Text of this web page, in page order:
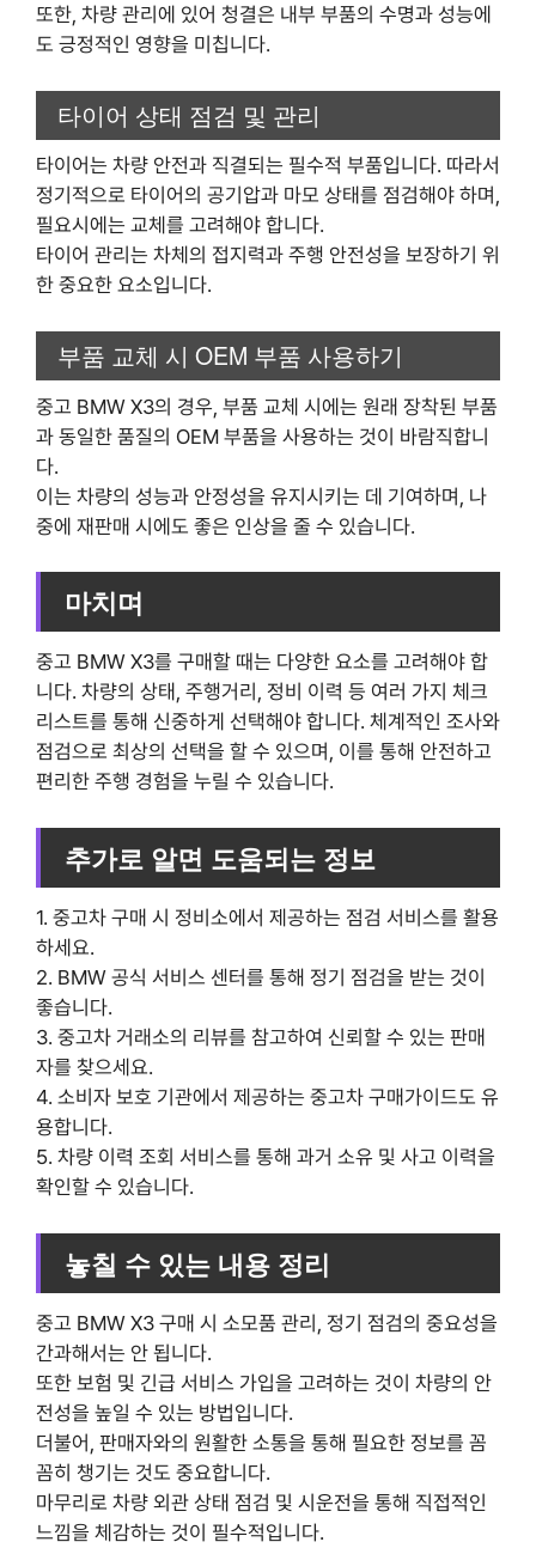
또한, 차량 관리에 있어 청결은 내부 부품의 수명과 성능에
도 긍정적인 영향을 미칩니다.
타이어 상태 점검 및 관리
타이어는 차량 안전과 직결되는 필수적 부품입니다. 따라서
정기적으로 타이어의 공기압과 마모 상태를 점검해야 하며,
필요시에는 교체를 고려해야 합니다.
타이어 관리는 차체의 접지력과 주행 안전성을 보장하기 위
한 중요한 요소입니다.
부품 교체 시 OEM 부품 사용하기
중고 BMW X3의 경우, 부품 교체 시에는 원래 장착된 부품
과 동일한 품질의 OEM 부품을 사용하는 것이 바람직합니
다.
이는 차량의 성능과 안정성을 유지시키는 데 기여하며, 나
중에 재판매 시에도 좋은 인상을 줄 수 있습니다.
마치며
중고 BMW X3를 구매할 때는 다양한 요소를 고려해야 합
니다. 차량의 상태, 주행거리, 정비 이력 등 여러 가지 체크
리스트를 통해 신중하게 선택해야 합니다. 체계적인 조사와
점검으로 최상의 선택을 할 수 있으며, 이를 통해 안전하고
편리한 주행 경험을 누릴 수 있습니다.
추가로 알면 도움되는 정보
1. 중고차 구매 시 정비소에서 제공하는 점검 서비스를 활용
하세요.
2. BMW 공식 서비스 센터를 통해 정기 점검을 받는 것이
좋습니다.
3. 중고차 거래소의 리뷰를 참고하여 신뢰할 수 있는 판매
자를 찾으세요.
4. 소비자 보호 기관에서 제공하는 중고차 구매가이드도 유
용합니다.
5. 차량 이력 조회 서비스를 통해 과거 소유 및 사고 이력을
확인할 수 있습니다.
놓칠 수 있는 내용 정리
중고 BMW X3 구매 시 소모품 관리, 정기 점검의 중요성을
간과해서는 안 됩니다.
또한 보험 및 긴급 서비스 가입을 고려하는 것이 차량의 안
전성을 높일 수 있는 방법입니다.
더불어, 판매자와의 원활한 소통을 통해 필요한 정보를 꼼
꼼히 챙기는 것도 중요합니다.
마무리로 차량 외관 상태 점검 및 시운전을 통해 직접적인
느낌을 체감하는 것이 필수적입니다.